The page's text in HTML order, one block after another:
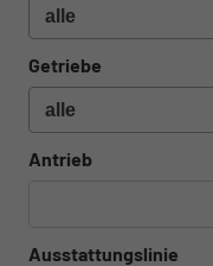
Getriebe
Antrieb
Ausstattungslinie